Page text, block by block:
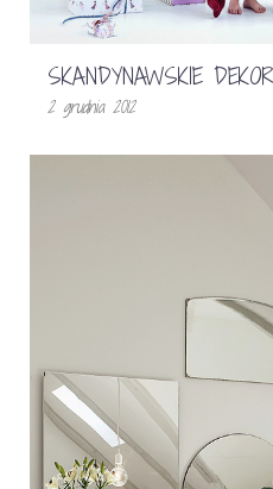
SKANDYNAWSKIE
2 grudnia 2012